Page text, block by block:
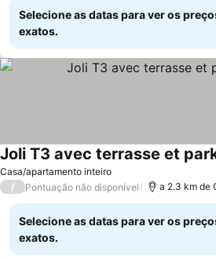
Selecione as datas para ver os
exatos.
Casa/apartamento inteiro
Joli T3 avec terrasse et
/ Pontuação não disponível a 2.3 km de
Selecione as datas para ver os
exatos.